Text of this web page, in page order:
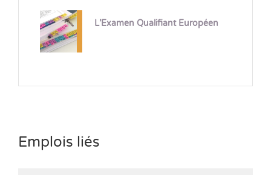
L’Examen Qualifiant Européen
Emplois liés